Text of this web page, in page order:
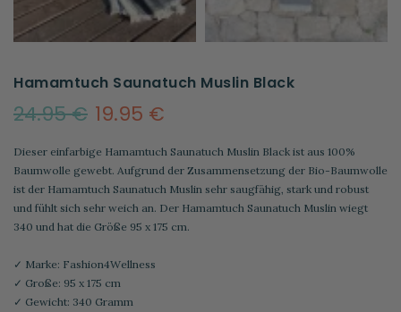
Hamamtuch Saunatuch Muslin Black
19.95 €
24.95 €
Dieser einfarbige Hamamtuch Saunatuch Muslin Black ist aus 100%
Baumwolle gewebt. Aufgrund der Zusammensetzung der Bio-Baumwolle
ist der Hamamtuch Saunatuch Muslin sehr saugfähig, stark und robust
und fühlt sich sehr weich an. Der Hamamtuch Saunatuch Muslin wiegt
340 und hat die Größe 95 x 175 cm.
✓ Marke: Fashion4Wellness
✓ Große: 95 x 175 cm
✓ Gewicht: 340 Gramm